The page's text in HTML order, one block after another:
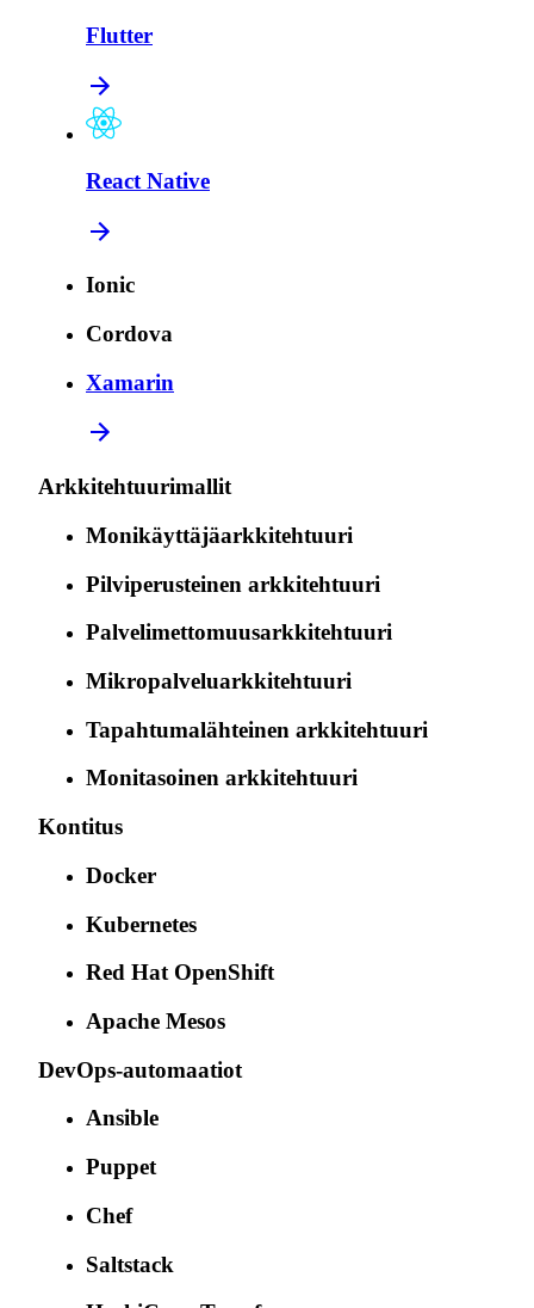
Flutter
React Native
Ionic
Cordova
Xamarin
Arkkitehtuurimallit
Monikäyttäjäarkkitehtuuri
Pilviperusteinen arkkitehtuuri
Palvelimettomuusarkkitehtuuri
Mikropalveluarkkitehtuuri
Tapahtumalähteinen arkkitehtuuri
Monitasoinen arkkitehtuuri
Kontitus
Docker
Kubernetes
Red Hat OpenShift
Apache Mesos
DevOps-automaatiot
Ansible
Puppet
Chef
Saltstack